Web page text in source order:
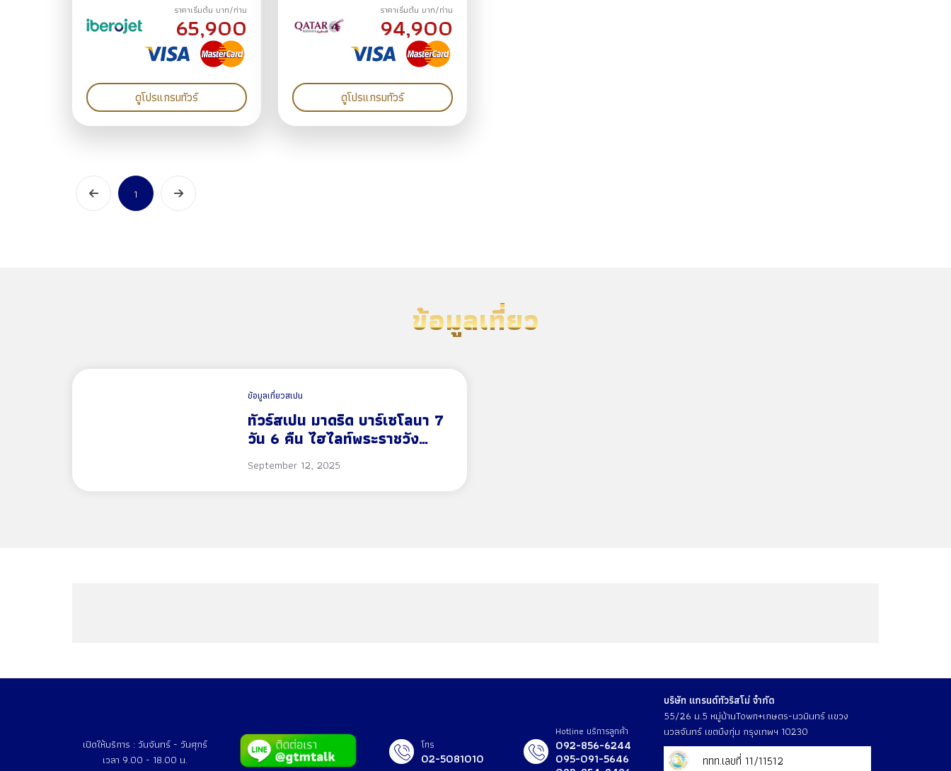
ราคาเริ่มต้น บาท/ท่าน
65,900
ดูโปรแกรมทัวร์
ราคาเริ่มต้น บาท/ท่าน
94,900
ดูโปรแกรมทัวร์
1
ข้อมูลเที่ยว
ข้อมูลเที่ยวสเปน
ทัวร์สเปน มาดริด บาร์เซโลนา 7
วัน 6 คืน ไฮไลท์พระราชวัง
หลวงและซากราด้า ฟามีเลีย
September 12, 2025
เปิดให้บริการ : วันจันทร์ - วันศุกร์
เวลา 9.00 - 18.00 น.
โทร
02-5081010
Hotline บริการลูกค้า
092-856-6244
095-091-5646
บริษัท แกรนด์ทัวริสโม่ จำกัด
55/26 ม.5 หมู่บ้านTown+เกษตร-นวมินทร์ แขวง
นวลจันทร์ เขตบึงกุ่ม กรุงเทพฯ 10230
ททท.เลขที่ 11/11512